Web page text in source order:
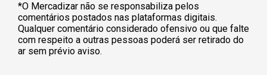
*O Mercadizar não se responsabiliza pelos
comentários postados nas plataformas digitais.
Qualquer comentário considerado ofensivo ou que falte
com respeito a outras pessoas poderá ser retirado do
ar sem prévio aviso.